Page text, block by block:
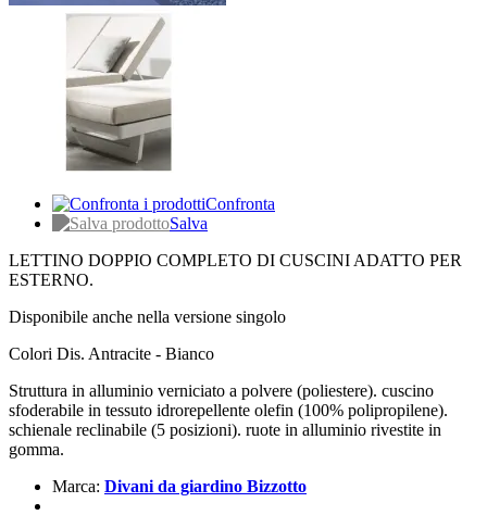
Confronta
Salva
LETTINO DOPPIO COMPLETO DI CUSCINI ADATTO PER
ESTERNO.
Disponibile anche nella versione singolo
Colori Dis. Antracite - Bianco
Struttura in alluminio verniciato a polvere (poliestere). cuscino
sfoderabile in tessuto idrorepellente olefin (100% polipropilene).
schienale reclinabile (5 posizioni). ruote in alluminio rivestite in
gomma.
Marca: Divani da giardino Bizzotto